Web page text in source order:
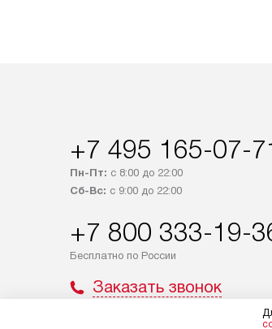
+7 495 165-07-
Пн-Пт: с 8:00 до 22:00
Сб-Вс: с 9:00 до 22:00
+7 800 333-19-
Бесплатно по России
Заказать звонок